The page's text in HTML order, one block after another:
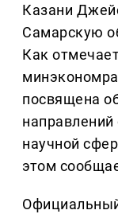
Казани
Самарскую
Как
посвящена
научной
этом